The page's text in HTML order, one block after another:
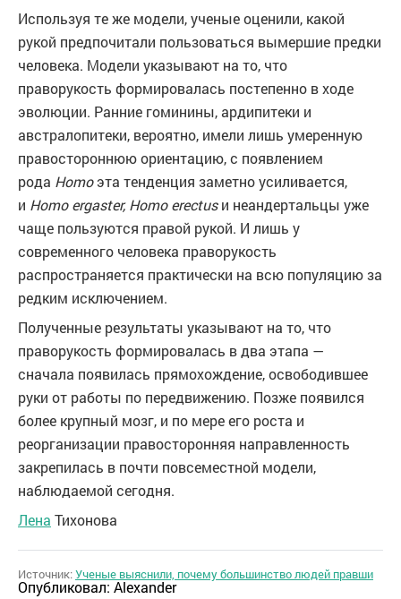
Используя те же модели, ученые оценили, какой
рукой предпочитали пользоваться вымершие предки
человека. Модели указывают на то, что
праворукость формировалась постепенно в ходе
эволюции. Ранние гоминины, ардипитеки и
австралопитеки, вероятно, имели лишь умеренную
правостороннюю ориентацию, с появлением
рода Homoэта тенденция заметно усиливается,
и Homo ergaster, Homo erectusи неандертальцы уже
чаще пользуются правой рукой. И лишь у
современного человека праворукость
распространяется практически на всю популяцию за
редким исключением.
Полученные результаты указывают на то, что
праворукость формировалась в два этапа —
сначала появилась прямохождение, освободившее
руки от работы по передвижению. Позже появился
более крупный мозг, и по мере его роста и
реорганизации правосторонняя направленность
закрепилась в почти повсеместной модели,
наблюдаемой сегодня.
Лена Тихонова
Источник:Ученые выяснили, почему большинство людей правши
Опубликовал: Alexander